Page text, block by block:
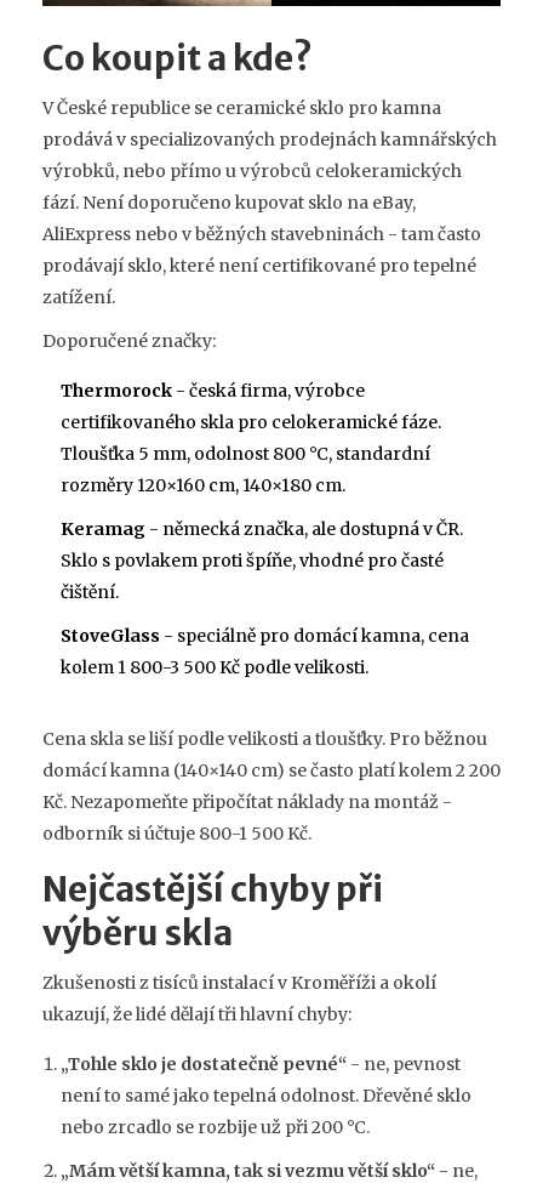
Co koupit a kde?
V České republice se ceramické sklo pro kamna
prodává v specializovaných prodejnách kamnářských
výrobků, nebo přímo u výrobců celokeramických
fází. Není doporučeno kupovat sklo na eBay,
AliExpress nebo v běžných stavebninách - tam často
prodávají sklo, které není certifikované pro tepelné
zatížení.
Doporučené značky:
Thermorock - česká firma, výrobce
certifikovaného skla pro celokeramické fáze.
Tloušťka 5 mm, odolnost 800 °C, standardní
rozměry 120×160 cm, 140×180 cm.
Keramag - německá značka, ale dostupná v ČR.
Sklo s povlakem proti špíňe, vhodné pro časté
čištění.
StoveGlass - speciálně pro domácí kamna, cena
kolem 1 800-3 500 Kč podle velikosti.
Cena skla se liší podle velikosti a tloušťky. Pro běžnou
domácí kamna (140×140 cm) se často platí kolem 2 200
Kč. Nezapomeňte připočítat náklady na montáž -
odborník si účtuje 800-1 500 Kč.
Nejčastější chyby při
výběru skla
Zkušenosti z tisíců instalací v Kroměříži a okolí
ukazují, že lidé dělají tři hlavní chyby:
„Tohle sklo je dostatečně pevné“ - ne, pevnost
není to samé jako tepelná odolnost. Dřevěné sklo
nebo zrcadlo se rozbije už při 200 °C.
„Mám větší kamna, tak si vezmu větší sklo“ - ne,